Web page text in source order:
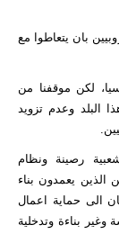
بان يتعاطوا مع
لكن موقفنا من
البلد وعدم تزويد
رصينة ونظام
الذين يعمدون بناء
الى حماية اعمال
بناءة وتدخلية